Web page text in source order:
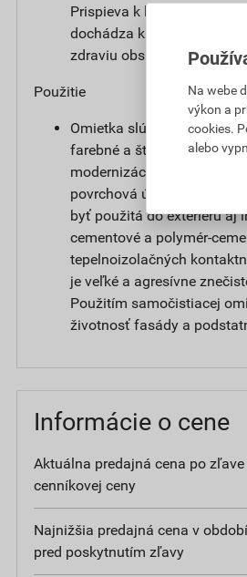
Prispieva k lepšiemu
dochádza k reakcii, ktorá
zdraviu obsiahnuté vo
Použitie
Omietka slúži na ochranu
farebné a štrukturálne
modernizáciách a
povrchová úprava
byť použitá do exteriéru aj
cementové a polymér-
tepelnoizolačných
je veľké a agresívne
Použitím samočistiacej
životnosť fasády a
Informácie o cene
Aktuálna predajná cena po zľave
cenníkovej ceny
Najnižšia predajná cena v
pred poskytnutím zľavy
Na webe
výkon a
cookies.
alebo